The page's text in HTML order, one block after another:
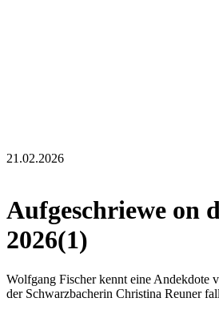
21.02.2026
Aufgeschriewe on
2026(1)
Wolfgang Fischer kennt eine Andekdote
der Schwarzbacherin Christina Reuner